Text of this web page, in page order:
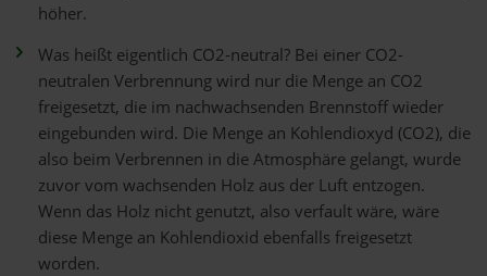
höher.
Was heißt eigentlich CO2-neutral? Bei einer CO2-
neutralen Verbrennung wird nur die Menge an CO2
freigesetzt, die im nachwachsenden Brennstoff wieder
eingebunden wird. Die Menge an Kohlendioxyd (CO2), die
also beim Verbrennen in die Atmosphäre gelangt, wurde
zuvor vom wachsenden Holz aus der Luft entzogen.
Wenn das Holz nicht genutzt, also verfault wäre, wäre
diese Menge an Kohlendioxid ebenfalls freigesetzt
worden.